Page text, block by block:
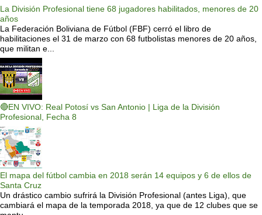
La División Profesional tiene 68 jugadores habilitados, menores de 20
años
La Federación Boliviana de Fútbol (FBF) cerró el libro de
habilitaciones el 31 de marzo con 68 futbolistas menores de 20 años,
que militan e...
🔴EN VIVO: Real Potosí vs San Antonio | Liga de la División
Profesional, Fecha 8
El mapa del fútbol cambia en 2018 serán 14 equipos y 6 de ellos de
Santa Cruz
Un drástico cambio sufrirá la División Profesional (antes Liga), que
cambiará el mapa de la temporada 2018, ya que de 12 clubes que se